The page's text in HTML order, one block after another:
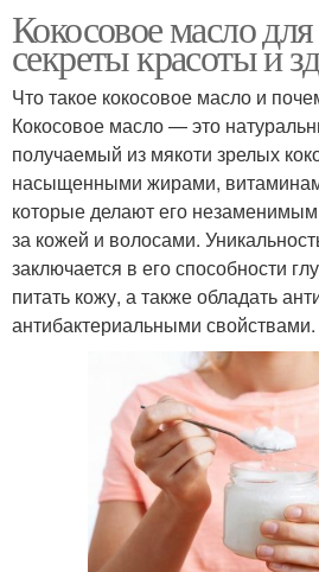
Кокосовое масло
секреты красоты и
Что такое кокосовое масло и
Кокосовое масло — это
получаемый из мякоти зрелых
насыщенными жирами,
которые делают его
за кожей и волосами.
заключается в его способности
питать кожу, а также обладать
антибактериальными свойствами.